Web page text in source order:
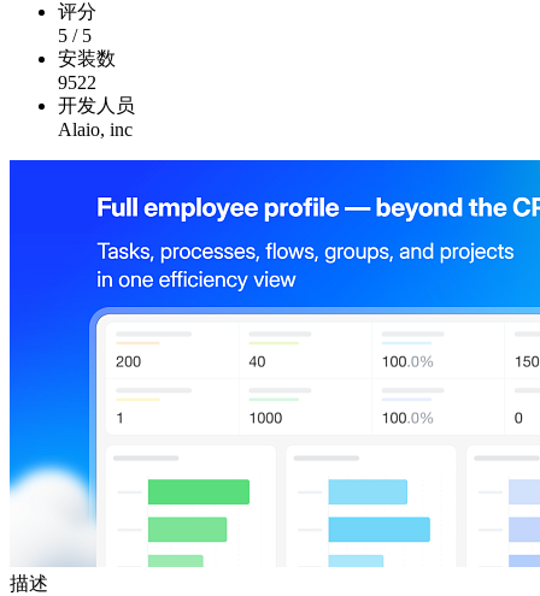
评分
5 / 5
安装数
9522
开发人员
Alaio, inc
描述